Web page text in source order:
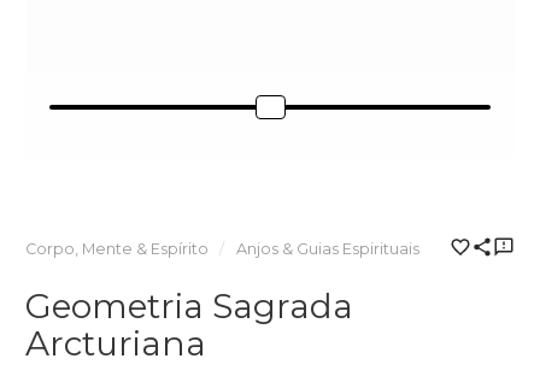
Corpo, Mente & Espírito Anjos & Guias Espirituais
Geometria Sagrada
Arcturiana